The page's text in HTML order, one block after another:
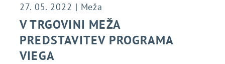
27. 05. 2022 | Meža
V TRGOVINI MEŽA
PREDSTAVITEV PROGRAMA
VIEGA